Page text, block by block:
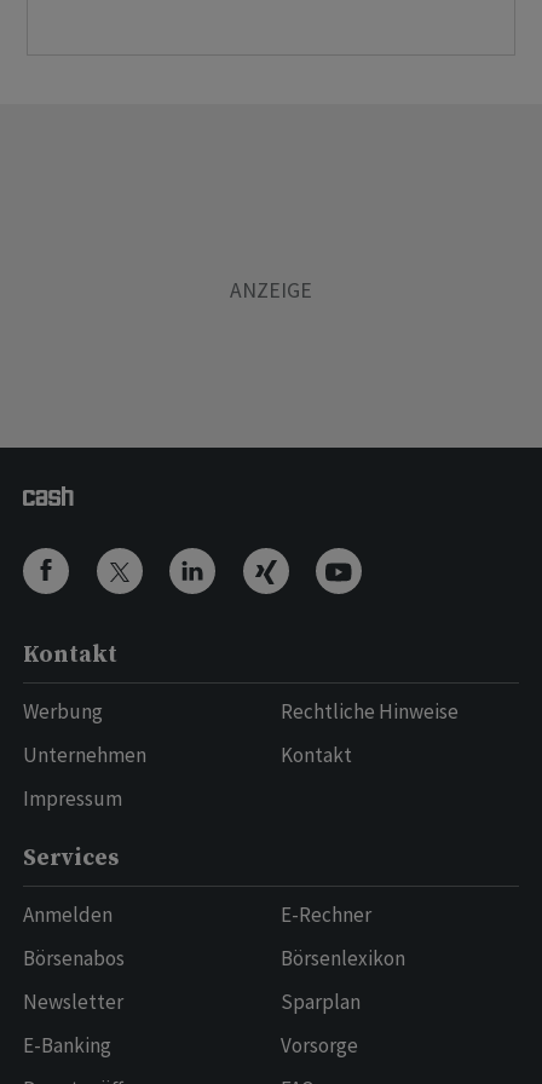
Kontakt
Werbung
Unternehmen
Impressum
Rechtliche Hinweise
Kontakt
Services
Anmelden
Börsenabos
Newsletter
E-Banking
E-Rechner
Börsenlexikon
Sparplan
Vorsorge